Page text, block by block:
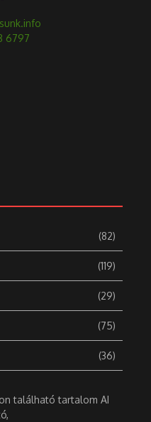
6797
(82)
(119)
(29)
(75)
(36)
található tartalom AI